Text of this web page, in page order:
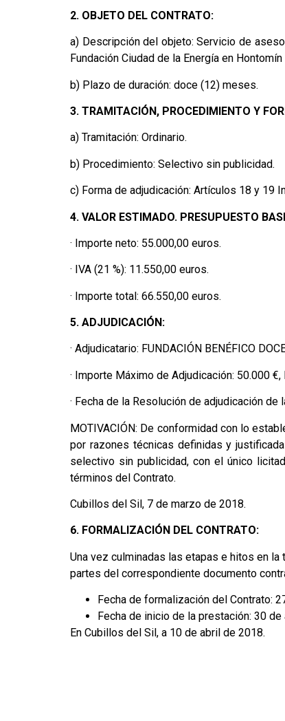
2. OBJETO DEL CONTRATO:
a) Descripción del objeto: Servicio de
Fundación Ciudad de la Energía en
b) Plazo de duración: doce (12) meses.
3. TRAMITACIÓN, PROCEDIMIENTO Y
a) Tramitación: Ordinario.
b) Procedimiento: Selectivo sin publicidad.
c) Forma de adjudicación: Artículos 18 y 19
4. VALOR ESTIMADO. PRESUPUESTO
· Importe neto: 55.000,00 euros.
· IVA (21 %): 11.550,00 euros.
· Importe total: 66.550,00 euros.
5. ADJUDICACIÓN:
· Adjudicatario: FUNDACIÓN BENÉFICO
· Importe Máximo de Adjudicación: 50.000 €,
· Fecha de la Resolución de adjudicación
MOTIVACIÓN: De conformidad con lo
por razones técnicas definidas y
selectivo sin publicidad, con el único
términos del Contrato.
Cubillos del Sil, 7 de marzo de 2018.
6. FORMALIZACIÓN DEL CONTRATO:
Una vez culminadas las etapas e hitos en
partes del correspondiente documento
Fecha de formalización del Contrato:
Fecha de inicio de la prestación: 30
En Cubillos del Sil, a 10 de abril de 2018.